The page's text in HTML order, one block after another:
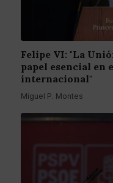
Felipe VI: "La
papel esencial en
internacional"
Miguel P. Montes